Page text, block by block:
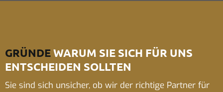
GRÜNDEWARUM SIE SICH FÜR UNS
ENTSCHEIDEN SOLLTEN
Sie sind sich unsicher, ob wir der richtige Partner für